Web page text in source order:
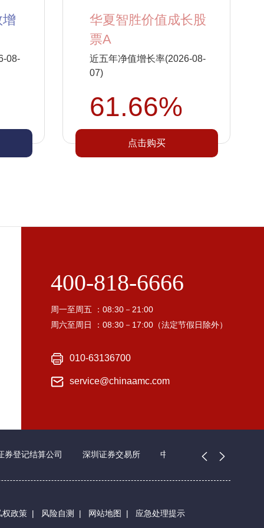
08-
华夏智胜价值成长股
票A
近五年净值增长率(2026-08-
07)
61.66%
点击购买
400-818-6666
周一至周五 ：08:30－21:00
周六至周日 ：08:30－17:00（法定节假日除外）
010-63136700
service@chinaamc.com
券登记结算公司 深圳证券交易所 中国证券业协会
权政策 | 风险自测 | 网站地图 | 应急处理提示